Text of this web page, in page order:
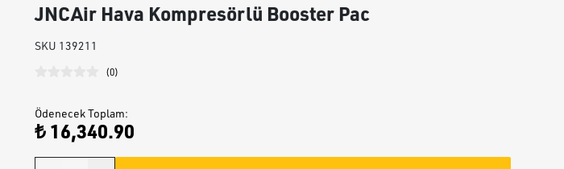
JNCAir Hava Kompresörlü Booster Pac
SKU 139211
(0)
Ödenecek Toplam:
₺ 16,340.90